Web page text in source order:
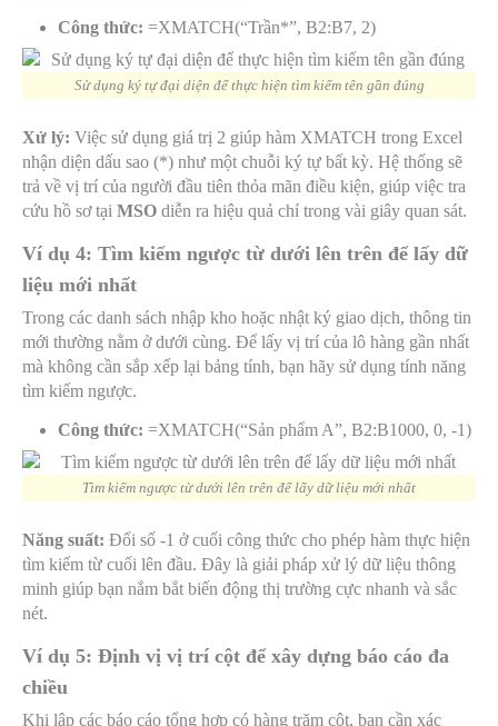
Công thức: =XMATCH(“Trần*”, B2:B7, 2)
Sử dụng ký tự đại diện để thực hiện tìm kiếm tên gần đúng
Xử lý: Việc sử dụng giá trị 2 giúp hàm XMATCH trong Excel
nhận diện dấu sao (*) như một chuỗi ký tự bất kỳ. Hệ thống sẽ
trả về vị trí của người đầu tiên thỏa mãn điều kiện, giúp việc tra
cứu hồ sơ tại MSO diễn ra hiệu quả chỉ trong vài giây quan sát.
Ví dụ 4: Tìm kiếm ngược từ dưới lên trên để lấy dữ
liệu mới nhất
Trong các danh sách nhập kho hoặc nhật ký giao dịch, thông tin
mới thường nằm ở dưới cùng. Để lấy vị trí của lô hàng gần nhất
mà không cần sắp xếp lại bảng tính, bạn hãy sử dụng tính năng
tìm kiếm ngược.
Công thức: =XMATCH(“Sản phẩm A”, B2:B1000, 0, -1)
Tìm kiếm ngược từ dưới lên trên để lấy dữ liệu mới nhất
Năng suất: Đối số -1 ở cuối công thức cho phép hàm thực hiện
tìm kiếm từ cuối lên đầu. Đây là giải pháp xử lý dữ liệu thông
minh giúp bạn nắm bắt biến động thị trường cực nhanh và sắc
nét.
Ví dụ 5: Định vị vị trí cột để xây dựng báo cáo đa
chiều
Khi lập các báo cáo tổng hợp có hàng trăm cột, bạn cần xác